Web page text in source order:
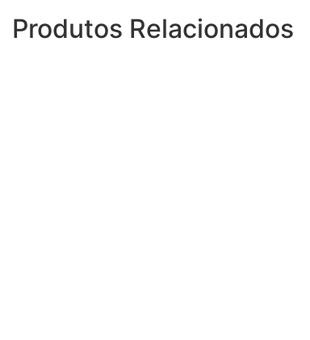
Produtos Relacionados